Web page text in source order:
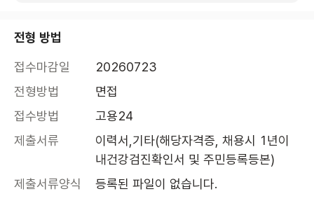
전형 방법
접수마감일
20260723
전형방법
면접
접수방법
고용24
제출서류
이력서,기타(해당자격증, 채용시 1년이
내건강검진확인서 및 주민등록등본)
제출서류양식
등록된 파일이 없습니다.